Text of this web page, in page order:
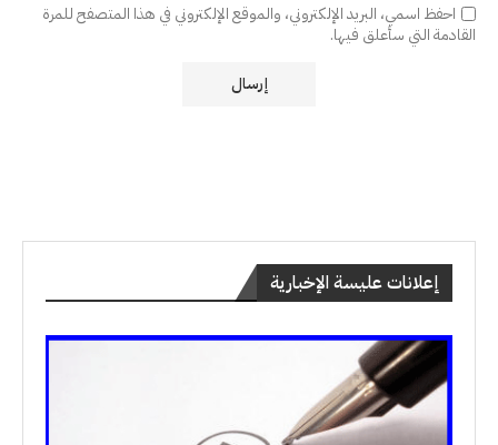
احفظ اسمي، البريد الإلكتروني، والموقع الإلكتروني في هذا المتصفح للمرة
القادمة التي سأعلق فيها.
إعلانات عليسة الإخبارية